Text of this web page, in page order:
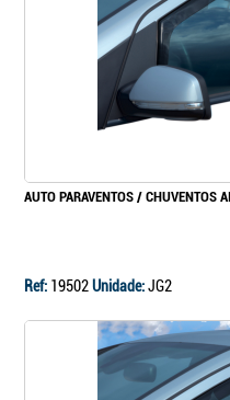
AUTO PARAVENTOS /
Ref: 19502Unidade:JG2